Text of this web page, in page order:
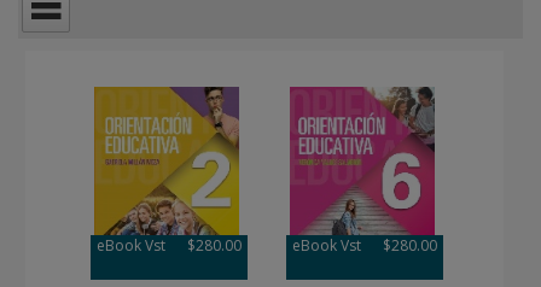
eBook Vst $280.00 eBook Vst $280.00